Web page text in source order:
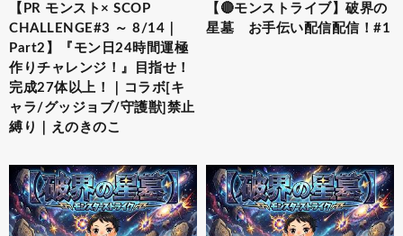
【PR モンスト× SCOP
CHALLENGE#3 ～ 8/14｜
Part2】『モン日24時間運極
作りチャレンジ！』目指せ！
完成27体以上！｜コラボ[キ
ャラ/グッジョブ/守護獣]禁止
縛り｜えのきのこ
【🔴モンストライブ】破界の
星墓 お手伝い配信配信！#1